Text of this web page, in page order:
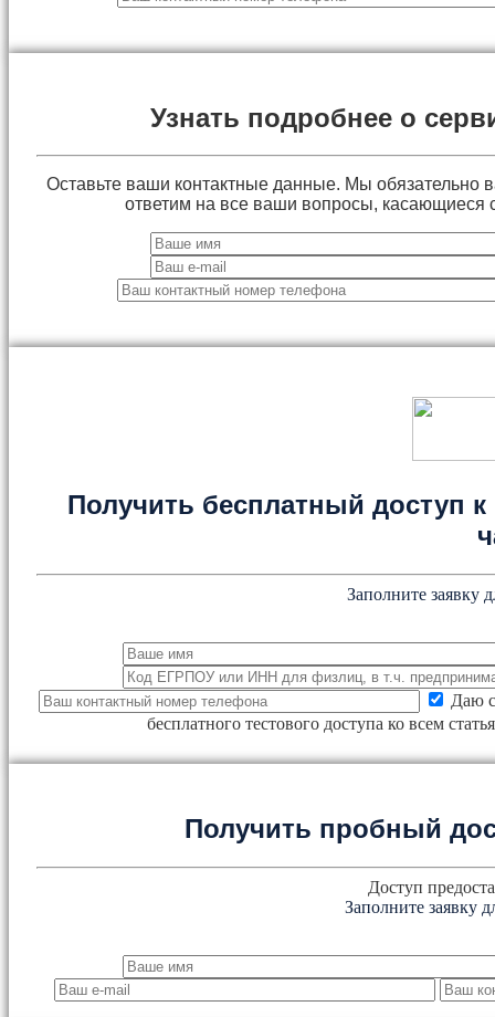
Узнать подробнее о
Оставьте ваши контактные данные. Мы обязательно
ответим на все ваши вопросы, касающиеся
Получить бесплатный доступ к
Заполните заявку
Даю
бесплатного тестового доступа ко всем
Получить пробный
Доступ
Заполните заявку